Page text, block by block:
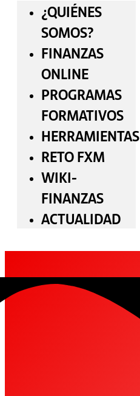
¿QUIÉNES
SOMOS?
FINANZAS
ONLINE
PROGRAMAS
FORMATIVOS
HERRAMIENTAS
RETO FXM
WIKI-
FINANZAS
ACTUALIDAD